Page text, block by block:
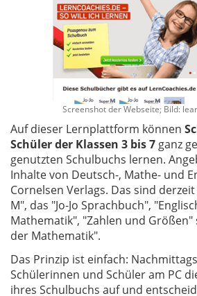
Screenshot der Webseite; Bild:
Auf dieser Lernplattform können
Schüler der Klassen 3 bis 7 ganz
genutzten Schulbuchs lernen.
Inhalte von Deutsch-, Mathe- und
Cornelsen Verlags. Das sind
M", das "Jo-Jo Sprachbuch",
Mathematik", "Zahlen und
der Mathematik".
Das Prinzip ist einfach:
Schülerinnen und Schüler am PC
ihres Schulbuchs auf und